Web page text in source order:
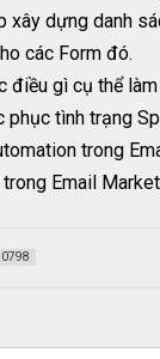
xây dựng danh
các Form đó.
điều gì cụ thể
phục tình trạng
trong
Email